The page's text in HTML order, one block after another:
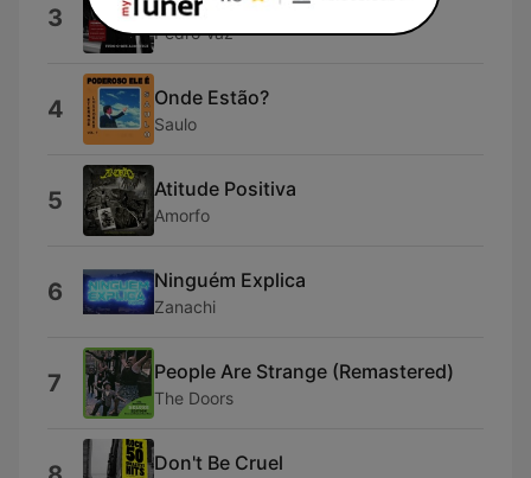
3 Tudo O Que Acontece
Pedro Vaz
4 Onde Estão?
Saulo
5 Atitude Positiva
Amorfo
6 Ninguém Explica
Zanachi
7 People Are Strange (Remastered)
The Doors
Don't Be Cruel